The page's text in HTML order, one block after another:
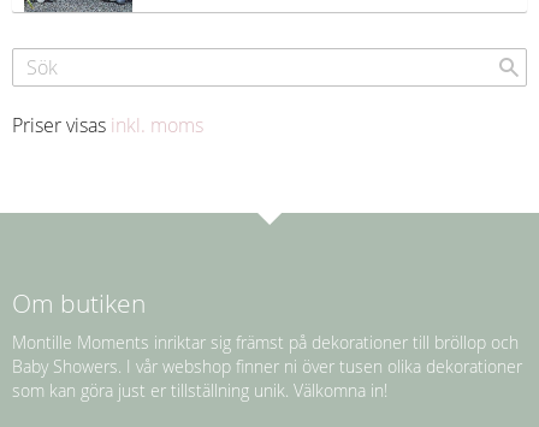
Priser visas inkl. moms
Om butiken
Montille Moments inriktar sig främst på dekorationer till bröllop och
Baby Showers. I vår webshop finner ni över tusen olika dekorationer
som kan göra just er tillställning unik. Välkomna in!